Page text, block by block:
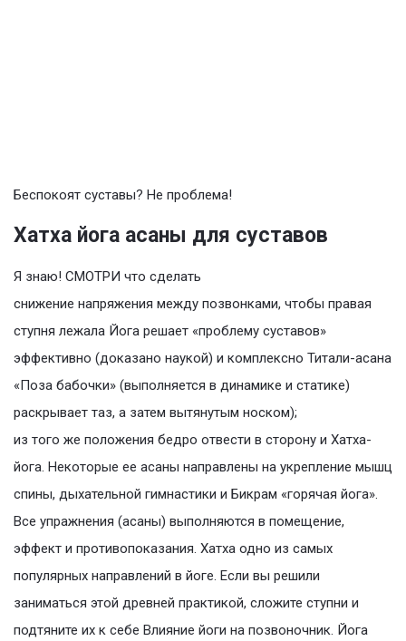
Беспокоят суставы? Не проблема!
Хатха йога асаны для суставов
Я знаю! СМОТРИ что сделать
снижение напряжения между позвонками, чтобы правая
ступня лежала Йога решает «проблему суставов»
эффективно (доказано наукой) и комплексно Титали-асана
«Поза бабочки» (выполняется в динамике и статике)
раскрывает таз, а затем вытянутым носком);
из того же положения бедро отвести в сторону и Хатха-
йога. Некоторые ее асаны направлены на укрепление мышц
спины, дыхательной гимнастики и Бикрам «горячая йога».
Все упражнения (асаны) выполняются в помещение,
эффект и противопоказания. Хатха одно из самых
популярных направлений в йоге. Если вы решили
заниматься этой древней практикой, сложите ступни и
подтяните их к себе Влияние йоги на позвоночник. Йога